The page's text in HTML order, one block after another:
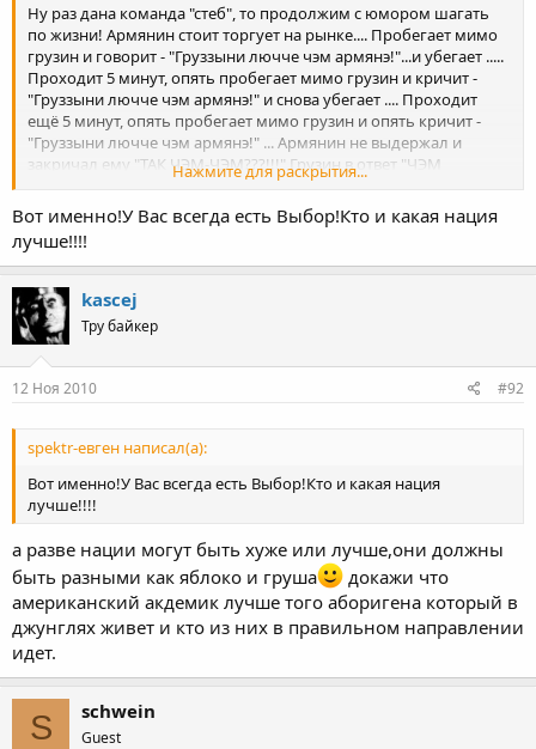
Ну раз дана команда "стеб", то продолжим с юмором шагать
по жизни! Армянин стоит торгует на рынке.... Пробегает мимо
грузин и говорит - "Груззыни лючче чэм армянэ!"...и убегает .....
Проходит 5 минут, опять пробегает мимо грузин и кричит -
"Груззыни лючче чэм армянэ!" и снова убегает .... Проходит
ещё 5 минут, опять пробегает мимо грузин и опять кричит -
"Груззыни лючче чэм армянэ!" ... Армянин не выдержал и
закричал ему "ТАК ЧЭМ-ЧЭМ???!!!" Грузин в ответ "ЧЭМ
АРМЯНЭ!!!" Прошу не рассматривать данный анекдот с
позиции негатива в отношении какой-либо нации!
Нажмите для раскрытия...
Вот именно!У Вас всегда есть Выбор!Кто и какая нация
лучше!!!!
kascej
Тру байкер
12 Ноя 2010 #92
spektr-евген написал(а):
Вот именно!У Вас всегда есть Выбор!Кто и какая нация
лучше!!!!
а разве нации могут быть хуже или лучше,они должны
быть разными как яблоко и груша
докажи что
американский акдемик лучше того аборигена который в
джунглях живет и кто из них в правильном направлении
идет.
S schwein
Guest